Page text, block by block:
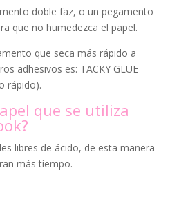
doble faz, o un pegamento
que no humedezca el papel.
que seca más rápido a
adhesivos es: TACKY GLUE
rápido).
que se utiliza
libres de ácido, de esta manera
más tiempo.